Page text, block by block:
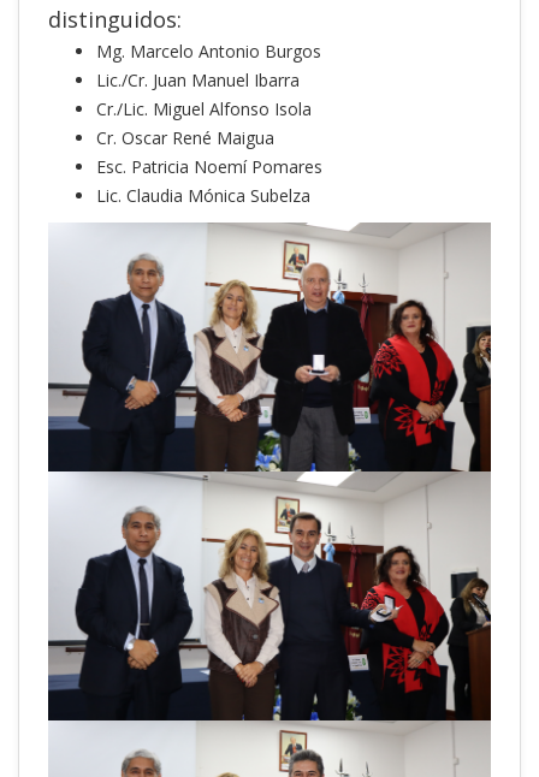
distinguidos:
Mg. Marcelo Antonio Burgos
Lic./Cr. Juan Manuel Ibarra
Cr./Lic. Miguel Alfonso Isola
Cr. Oscar René Maigua
Esc. Patricia Noemí Pomares
Lic. Claudia Mónica Subelza